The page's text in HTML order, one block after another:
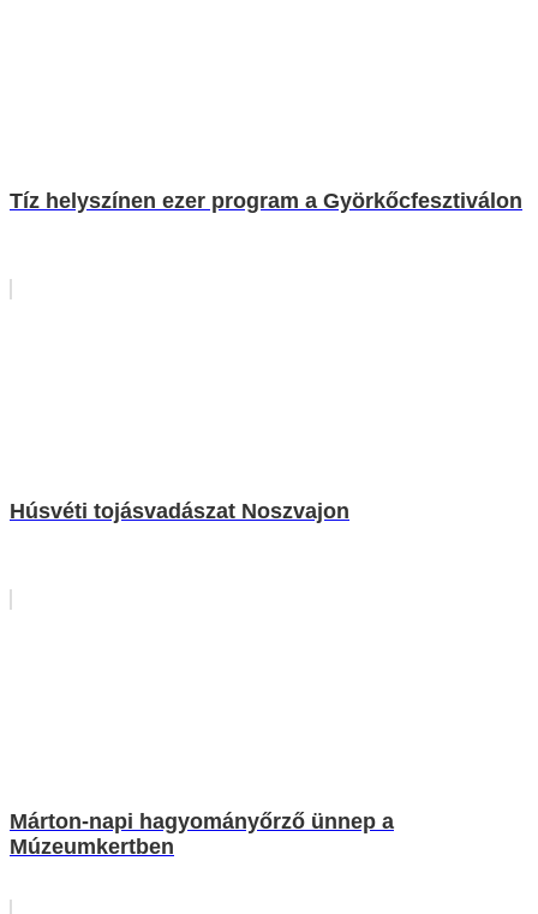
Tíz helyszínen ezer program a Györkőcfesztiválon
Húsvéti tojásvadászat Noszvajon
Márton-napi hagyományőrző ünnep a
Múzeumkertben